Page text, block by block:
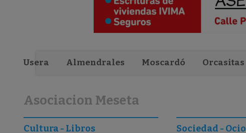
Usera Almendrales Moscardó Orcasitas
Asociacion Meseta
Cultura - Libros Sociedad - Ocio